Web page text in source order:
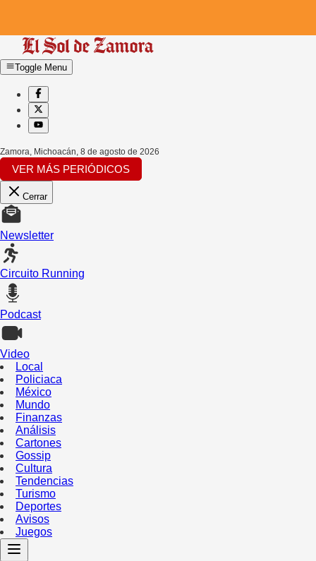
Toggle Menu
Zamora, Michoacán, 8 de agosto de 2026
VER MÁS PERIÓDICOS
Cerrar
Newsletter
Circuito Running
Podcast
Video
Local
Policiaca
México
Mundo
Finanzas
Análisis
Cartones
Gossip
Cultura
Tendencias
Turismo
Deportes
Avisos
Juegos